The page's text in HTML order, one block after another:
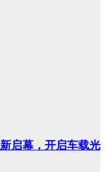
启幕，开启车载光